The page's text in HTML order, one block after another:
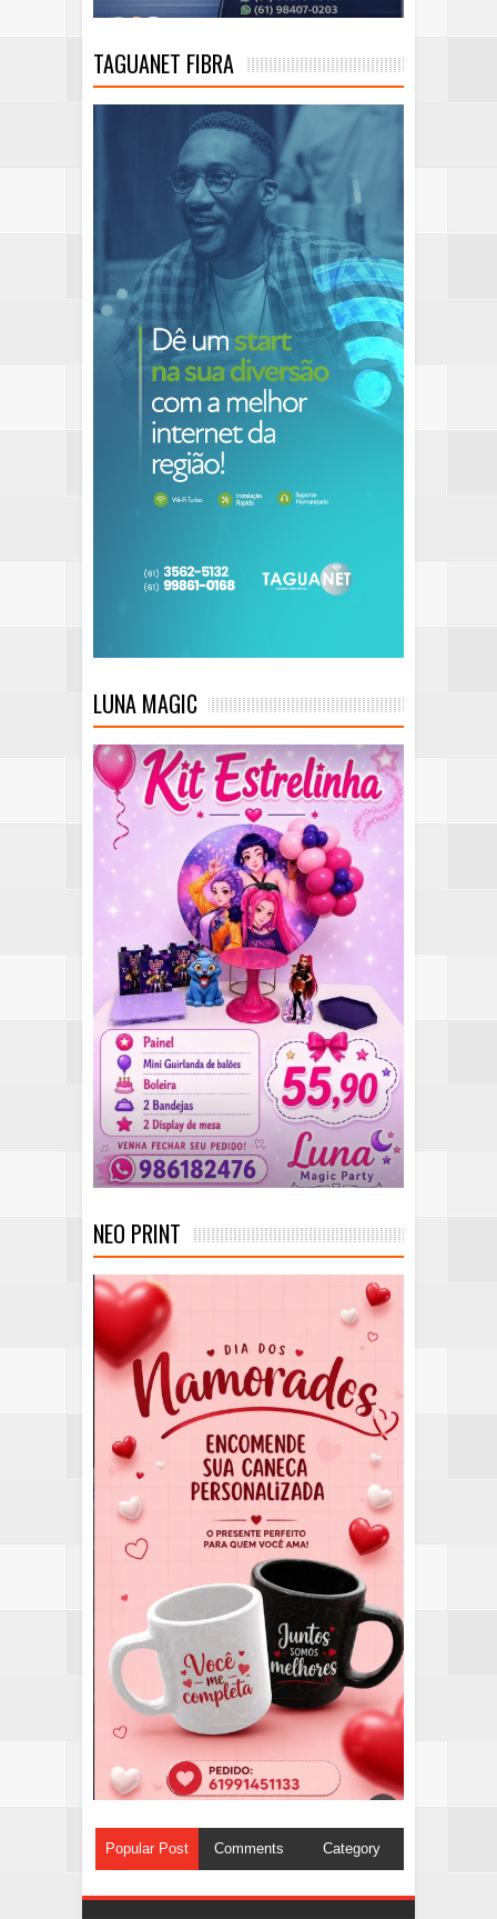
TAGUANET FIBRA
LUNA MAGIC
NEO PRINT
Popular Post Comments Category